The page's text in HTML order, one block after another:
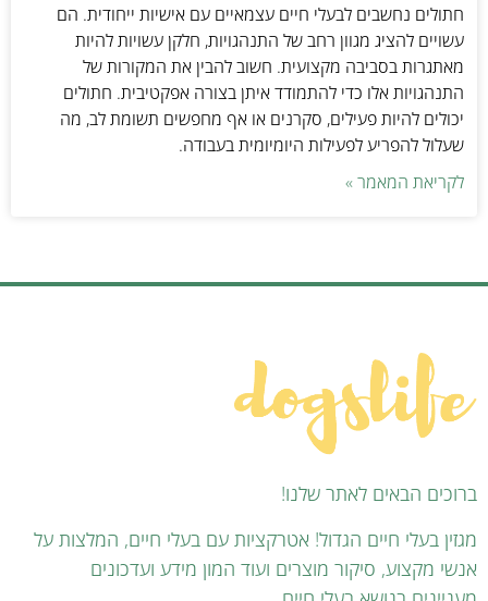
חתולים נחשבים לבעלי חיים עצמאיים עם אישיות ייחודית. הם
עשויים להציג מגוון רחב של התנהגויות, חלקן עשויות להיות
מאתגרות בסביבה מקצועית. חשוב להבין את המקורות של
התנהגויות אלו כדי להתמודד איתן בצורה אפקטיבית. חתולים
יכולים להיות פעילים, סקרנים או אף מחפשים תשומת לב, מה
שעלול להפריע לפעילות היומיומית בעבודה.
לקריאת המאמר »
ברוכים הבאים לאתר שלנו!
מגזין בעלי חיים הגדול! אטרקציות עם בעלי חיים, המלצות על
אנשי מקצוע, סיקור מוצרים ועוד המון מידע ועדכונים